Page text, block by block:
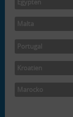
Egypten
Malta
Portugal
Kroatien
Marocko